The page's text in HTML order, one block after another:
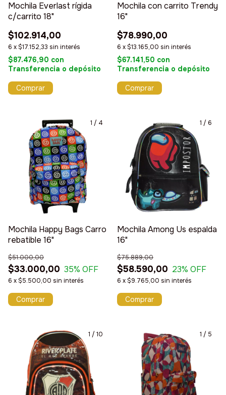
Mochila Everlast rígida
c/carrito 18"
$102.914,00
6 x$17.152,33 sin interés
$87.476,90 con
Transferencia o depósito
Mochila con carrito Trendy
16"
$78.990,00
6 x$13.165,00 sin interés
$67.141,50 con
Transferencia o depósito
1 / 4
Mochila Happy Bags Carro
rebatible 16"
$33.000,00
$51.000,00
35% OFF
6 x$5.500,00 sin interés
Comprar
1 / 6
Mochila Among Us espalda
16"
$58.590,00
$75.889,00
23% OFF
6 x$9.765,00 sin interés
1 / 10 1 / 5